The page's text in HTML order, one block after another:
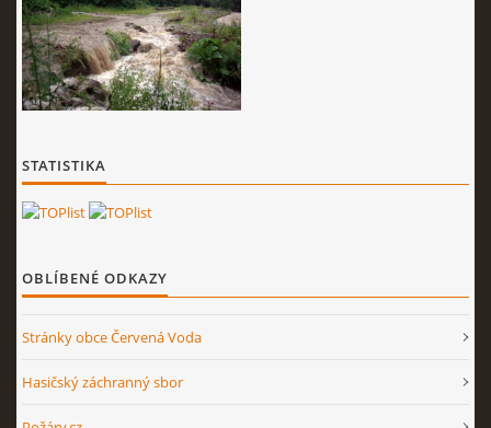
STATISTIKA
OBLÍBENÉ ODKAZY
Stránky obce Červená Voda
Hasičský záchranný sbor